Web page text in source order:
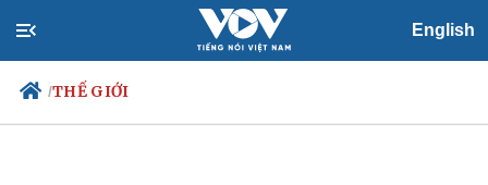
English
/THẾ GIỚI